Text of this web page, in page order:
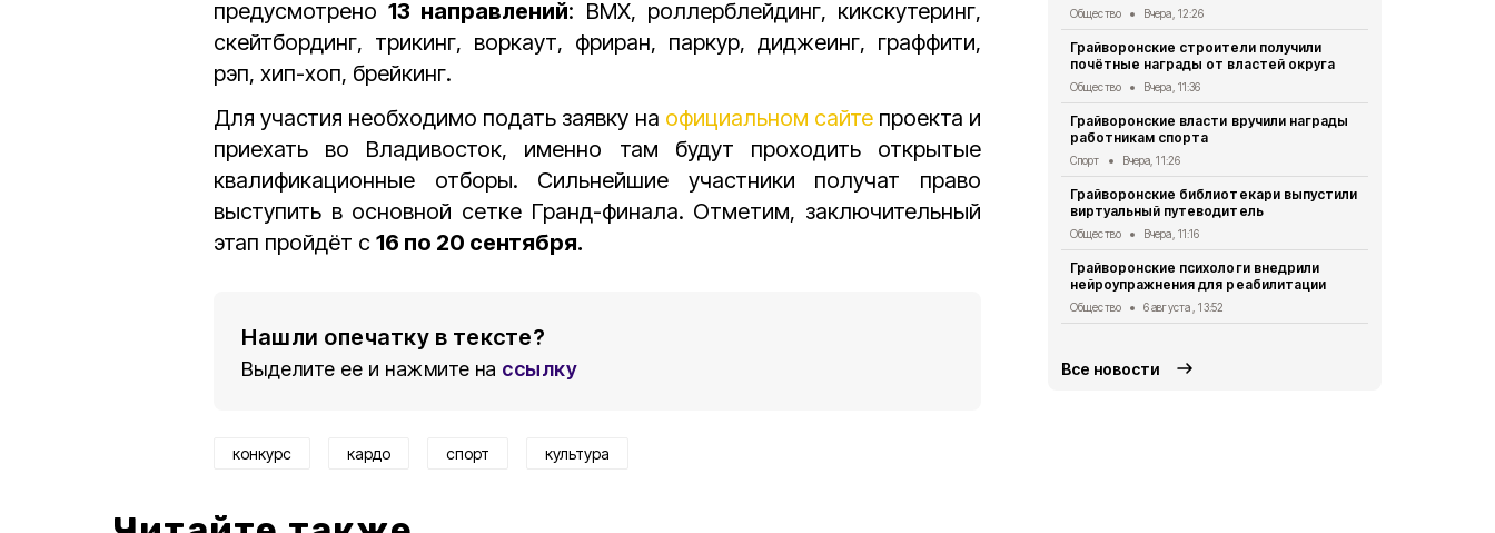
предусмотрено13 направлений: BMX, роллерблейдинг, кикскутеринг,
скейтбординг, трикинг, воркаут, фриран, паркур, диджеинг, граффити,
рэп, хип-хоп, брейкинг.
Для участия необходимо подать заявку на официальном сайтепроекта и
приехать во Владивосток, именно там будут проходить открытые
квалификационные отборы. Сильнейшие участники получат право
выступить в основной сетке Гранд-финала. Отметим, заключительный
этап пройдёт с 16 по 20 сентября.
Нашли опечатку в тексте?
Выделите ее и нажмите на ссылку
конкурс кардо спорт культура
Общество Вчера, 12:26
Грайворонские строители получили
почётные награды от властей округа
Общество Вчера, 11:36
Грайворонские власти вручили награды
работникам спорта
Спорт Вчера, 11:26
Грайворонские библиотекари выпустили
виртуальный путеводитель
Общество Вчера, 11:16
Грайворонские психологи внедрили
нейроупражнения для реабилитации
Общество 6 августа , 13:52
Все новости